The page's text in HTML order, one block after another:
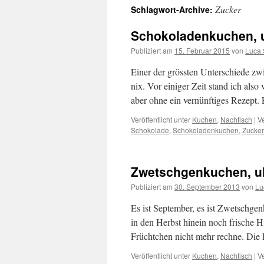
springen
Schlagwort-Archive: Zucker
Schokoladenkuchen,
Publiziert am 15. Februar 2015 von Luca
Einer der grössten Unterschiede
nix. Vor einiger Zeit stand ich also
aber ohne ein vernünftiges
Veröffentlicht unter Kuchen, Nachtisch |
Schokolade, Schokoladenkuchen, Zucker
Zwetschgenkuchen,
Publiziert am 30. September 2013 von
Es ist September, es ist
in den Herbst hinein noch frische
Früchtchen nicht mehr rechne.
Veröffentlicht unter Kuchen, Nachtisch |